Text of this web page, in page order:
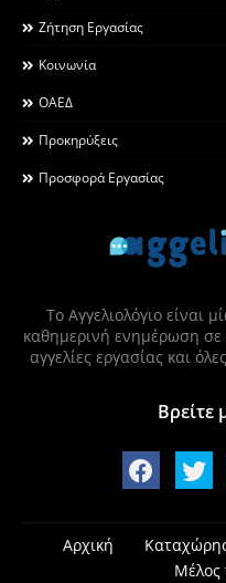
Ζήτηση Εργασίας
Κοινωνία
ΟΑΕΔ
Προκηρύξεις
Προσφορά Εργασίας
Το Αγγελιολόγιο είναι
καθημερινή ενημέρωση σε
αγγελίες εργασίας και
Βρείτε
Αρχική
Μέλος